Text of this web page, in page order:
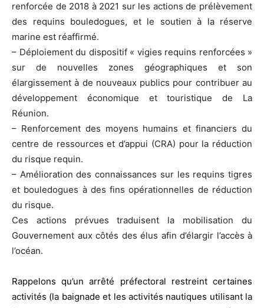
renforcée de 2018 à 2021 sur les actions de prélèvement
des requins bouledogues, et le soutien à la réserve
marine est réaffirmé.
– Déploiement du dispositif « vigies requins renforcées »
sur de nouvelles zones géographiques et son
élargissement à de nouveaux publics pour contribuer au
développement économique et touristique de La
Réunion.
– Renforcement des moyens humains et financiers du
centre de ressources et d’appui (CRA) pour la réduction
du risque requin.
– Amélioration des connaissances sur les requins tigres
et bouledogues à des fins opérationnelles de réduction
du risque.
Ces actions prévues traduisent la mobilisation du
Gouvernement aux côtés des élus afin d’élargir l’accès à
l’océan.
Rappelons qu’un arrêté préfectoral restreint certaines
activités (la baignade et les activités nautiques utilisant la